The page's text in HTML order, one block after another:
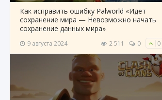
Как исправить ошибку Palworld «Идет
сохранение мира — Невозможно начать
сохранение данных мира»
9 августа 2024 2 511 0 0